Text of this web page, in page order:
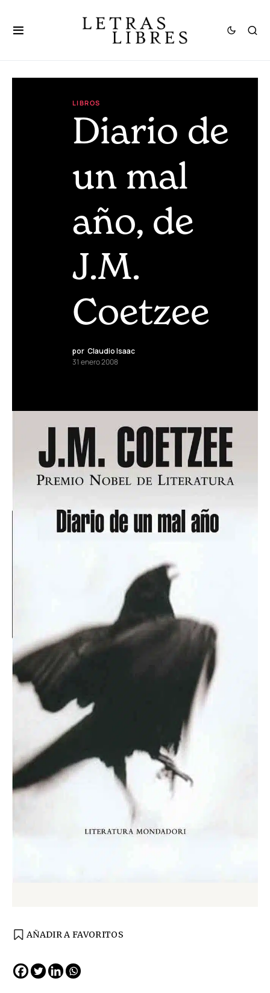
LIBROS
Diario de
un mal
año, de
J.M.
Coetzee
por Claudio Isaac
31 enero 2008
AÑADIR A FAVORITOS